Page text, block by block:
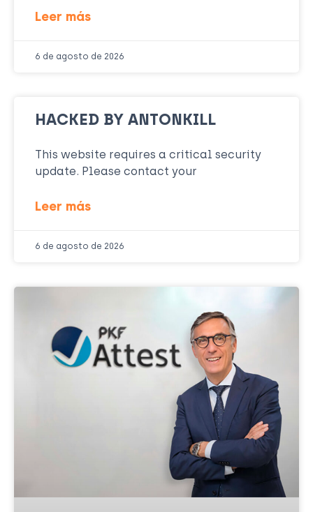
Leer más
6 de agosto de 2026
HACKED BY ANTONKILL
This website requires a critical security
update. Please contact your
Leer más
6 de agosto de 2026